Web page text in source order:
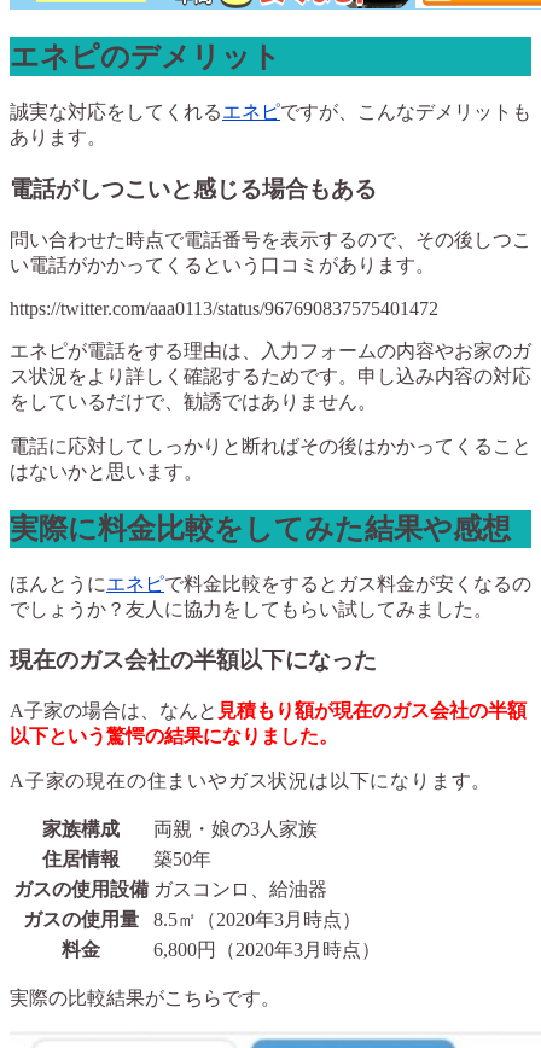
エネピのデメリット
誠実な対応をしてくれるエネピですが、こんなデメリットも
あります。
電話がしつこいと感じる場合もある
問い合わせた時点で電話番号を表示するので、その後しつこ
い電話がかかってくるという口コミがあります。
https://twitter.com/aaa0113/status/967690837575401472
エネピが電話をする理由は、入力フォームの内容やお家のガ
ス状況をより詳しく確認するためです。申し込み内容の対応
をしているだけで、勧誘ではありません。
電話に応対してしっかりと断ればその後はかかってくること
はないかと思います。
実際に料金比較をしてみた結果や感想
ほんとうにエネピで料金比較をするとガス料金が安くなるの
でしょうか？友人に協力をしてもらい試してみました。
現在のガス会社の半額以下になった
A子家の場合は、なんと 見積もり額が現在のガス会社の半額
以下という驚愕の結果になりました。
A子家の現在の住まいやガス状況は以下になります。
家族構成
両親・娘の3人家族
住居情報
築50年
ガスの使用設備 ガスコンロ、給油器
ガスの使用量
8.5㎡（2020年3月時点）
料金
6,800円（2020年3月時点）
実際の比較結果がこちらです。